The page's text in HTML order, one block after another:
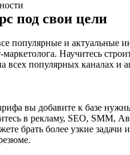
под свои цели
популярные и актуальные
Научитесь
всех популярных каналах и
вы добавите к базе
в рекламу, SEO, SMM,
брать более узкие задачи